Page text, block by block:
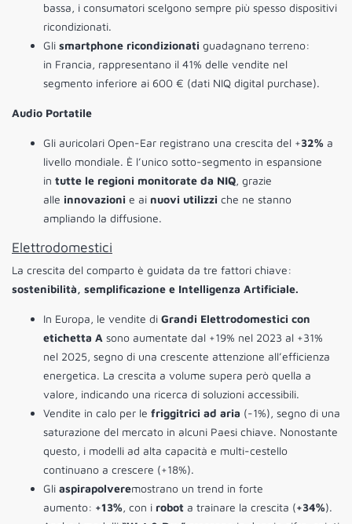
bassa, i consumatori scelgono sempre più spesso dispositivi
ricondizionati.
Gli smartphone ricondizionati guadagnano terreno:
in Francia, rappresentano il 41% delle vendite nel
segmento inferiore ai 600 € (dati NIQ digital purchase).
Audio Portatile
Gli auricolari Open-Ear registrano una crescita del +32% a
livello mondiale. È l’unico sotto-segmento in espansione
in tutte le regioni monitorate da NIQ, grazie
alle innovazioni e ai nuovi utilizzi che ne stanno
ampliando la diffusione.
Elettrodomestici
La crescita del comparto è guidata da tre fattori chiave:
sostenibilità, semplificazione e Intelligenza Artificiale.
In Europa, le vendite di Grandi Elettrodomestici con
etichetta A sono aumentate dal +19% nel 2023 al +31%
nel 2025, segno di una crescente attenzione all’efficienza
energetica. La crescita a volume supera però quella a
valore, indicando una ricerca di soluzioni accessibili.
Vendite in calo per le friggitrici ad aria (-1%), segno di una
saturazione del mercato in alcuni Paesi chiave. Nonostante
questo, i modelli ad alta capacità e multi-cestello
continuano a crescere (+18%).
Gli aspirapolveremostrano un trend in forte
aumento: +13%, con i robot a trainare la crescita (+34%).